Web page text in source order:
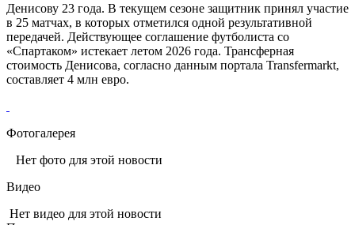
Денисову 23 года. В текущем сезоне защитник принял участие
в 25 матчах, в которых отметился одной результативной
передачей. Действующее соглашение футболиста со
«Спартаком» истекает летом 2026 года. Трансферная
стоимость Денисова, согласно данным портала Transfermarkt,
составляет 4 млн евро.
Фотогалерея
Нет фото для этой новости
Видео
Нет видео для этой новости